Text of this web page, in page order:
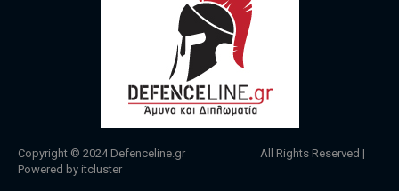
Copyright © 2024 Defenceline.gr All Rights Reserved |
Powered by itcluster